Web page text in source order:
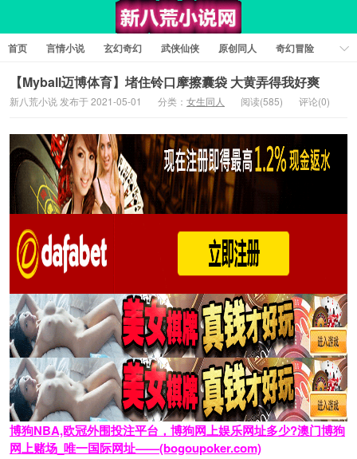
首页 言情小说 玄幻奇幻 武侠仙侠 原创同人
奇幻冒险
女性向小说
女生同人 情色工口 推理悬疑
日系小说
军事历史
短篇小说 科幻未来 经典文学 耽美小说
【Myball迈博体育】堵住铃口摩擦囊袋 大黄弄得我好爽
新八荒小说 发布于 2021-05-01 分类： 女生同人 阅读(585) 评论(0)
博狗NBA,欧冠外围投注平台，博狗网上娱乐网址多少?澳门博狗
网上赌场_唯一国际网址——(bogoupoker.com)